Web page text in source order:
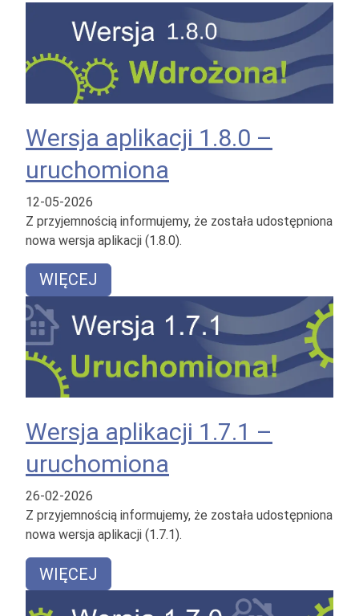
Wersja aplikacji 1.8.0 –
uruchomiona
12-05-2026
Z przyjemnością informujemy, że została udostępniona
nowa wersja aplikacji (1.8.0).
WIĘCEJ
Wersja aplikacji 1.7.1 –
uruchomiona
26-02-2026
Z przyjemnością informujemy, że została udostępniona
nowa wersja aplikacji (1.7.1).
WIĘCEJ